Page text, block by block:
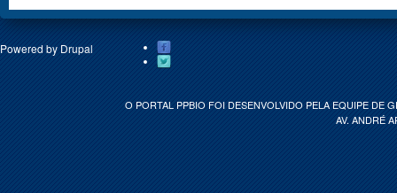
Powered by Drupal
O PORTAL PPBIO FOI DESENVOLVIDO PELA EQUIPE DE
AV. ANDRÉ